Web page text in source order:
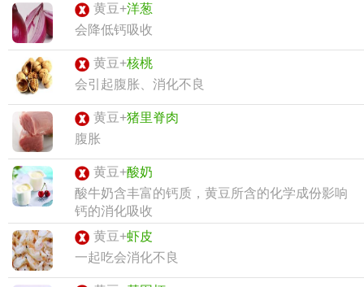
黄豆+洋葱
会降低钙吸收
黄豆+核桃
会引起腹胀、消化不良
黄豆+猪里脊肉
腹胀
黄豆+酸奶
酸牛奶含丰富的钙质，黄豆所含的化学成份影响
钙的消化吸收
黄豆+虾皮
一起吃会消化不良